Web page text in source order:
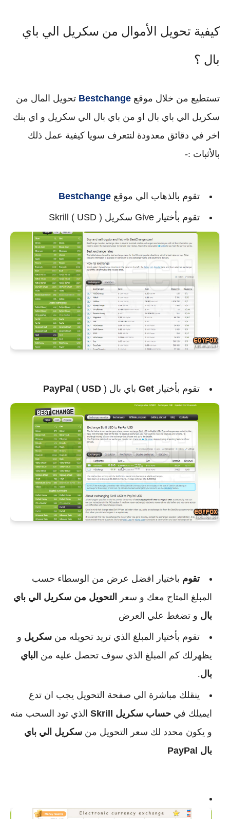
كيفية تحويل الأموال من سكريل الي باي
بال ؟
تستطيع من خلال موقع Bestchange
بالأثبات :-
تقوم بالذهاب الي موقع Bestchange
تقوم بأختيار Give سكريل Skrill ( USD )
تقوم بأختيار Get باي بال PayPal ( USD )
تقوم باختيار افضل عرض من الوسطاء حسب
المبلغ المتاح معك و سعر
التحويل من سكريل الي باي
بال و تضغط علي العرض
تقوم بأختيار المبلغ الذي تريد تحويله من سكريل و
يظهرلك كم المبلغ الذي سوف تحصل عليه من الباي
بال.
ينقلك مباشرة الي صفحة التحويل يجب ان تدع
ايميلك في حساب سكريل Skrill الذي تود السحب منه
و يكون محدد لك سعر التحويل من سكريل الي باي
بال PayPal